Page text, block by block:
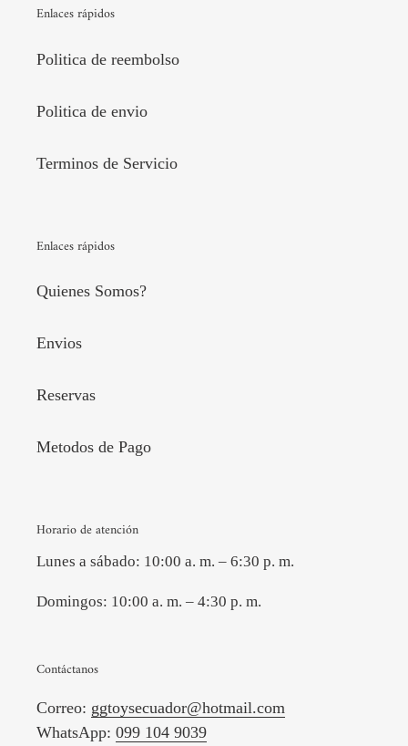
Enlaces rápidos
Politica de reembolso
Politica de envio
Terminos de Servicio
Enlaces rápidos
Quienes Somos?
Envios
Reservas
Metodos de Pago
Horario de atención
Lunes a sábado: 10:00 a. m. – 6:30 p. m.
Domingos: 10:00 a. m. – 4:30 p. m.
Contáctanos
Correo: ggtoysecuador@hotmail.com
WhatsApp: 099 104 9039